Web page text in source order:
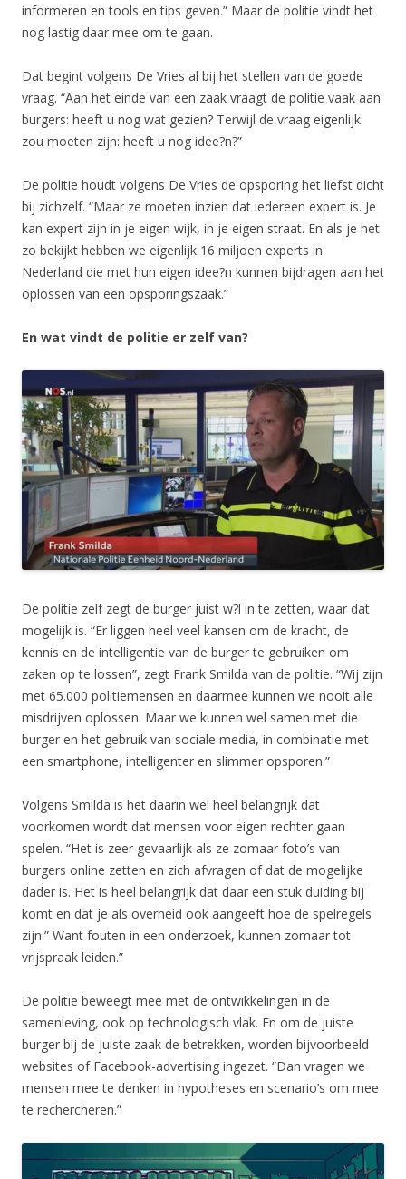
informeren en tools en tips geven.” Maar de politie vindt het
nog lastig daar mee om te gaan.
Dat begint volgens De Vries al bij het stellen van de goede
vraag. “Aan het einde van een zaak vraagt de politie vaak aan
burgers: heeft u nog wat gezien? Terwijl de vraag eigenlijk
zou moeten zijn: heeft u nog idee?n?”
De politie houdt volgens De Vries de opsporing het liefst dicht
bij zichzelf. “Maar ze moeten inzien dat iedereen expert is. Je
kan expert zijn in je eigen wijk, in je eigen straat. En als je het
zo bekijkt hebben we eigenlijk 16 miljoen experts in
Nederland die met hun eigen idee?n kunnen bijdragen aan het
oplossen van een opsporingszaak.”
En wat vindt de politie er zelf van?
De politie zelf zegt de burger juist w?l in te zetten, waar dat
mogelijk is. “Er liggen heel veel kansen om de kracht, de
kennis en de intelligentie van de burger te gebruiken om
zaken op te lossen”, zegt Frank Smilda van de politie. “Wij zijn
met 65.000 politiemensen en daarmee kunnen we nooit alle
misdrijven oplossen. Maar we kunnen wel samen met die
burger en het gebruik van sociale media, in combinatie met
een smartphone, intelligenter en slimmer opsporen.”
Volgens Smilda is het daarin wel heel belangrijk dat
voorkomen wordt dat mensen voor eigen rechter gaan
spelen. “Het is zeer gevaarlijk als ze zomaar foto’s van
burgers online zetten en zich afvragen of dat de mogelijke
dader is. Het is heel belangrijk dat daar een stuk duiding bij
komt en dat je als overheid ook aangeeft hoe de spelregels
zijn.” Want fouten in een onderzoek, kunnen zomaar tot
vrijspraak leiden.”
De politie beweegt mee met de ontwikkelingen in de
samenleving, ook op technologisch vlak. En om de juiste
burger bij de juiste zaak de betrekken, worden bijvoorbeeld
websites of Facebook-advertising ingezet. “Dan vragen we
mensen mee te denken in hypotheses en scenario’s om mee
te rechercheren.”